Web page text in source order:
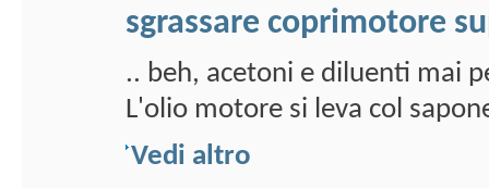
sgrassare coprimotore
.. beh, acetoni e diluenti mai
L'olio motore si leva col
Vedi altro